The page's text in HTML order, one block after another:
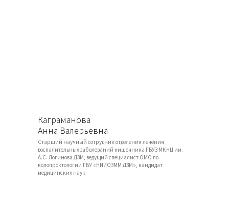
Каграманова
Анна Валерьевна
Старший научный сотрудник отделения лечения
воспалительных заболеваний кишечника ГБУЗ МКНЦ им.
А.С. Логинова ДЗМ, ведущий специалист ОМО по
колопроктологии ГБУ «НИИОЗММ ДЗМ», кандидат
медицинских наук